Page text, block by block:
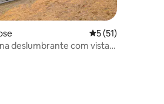
de 5, 4 avaliações
5 de uma
5 (51)
deslumbrante com vistas